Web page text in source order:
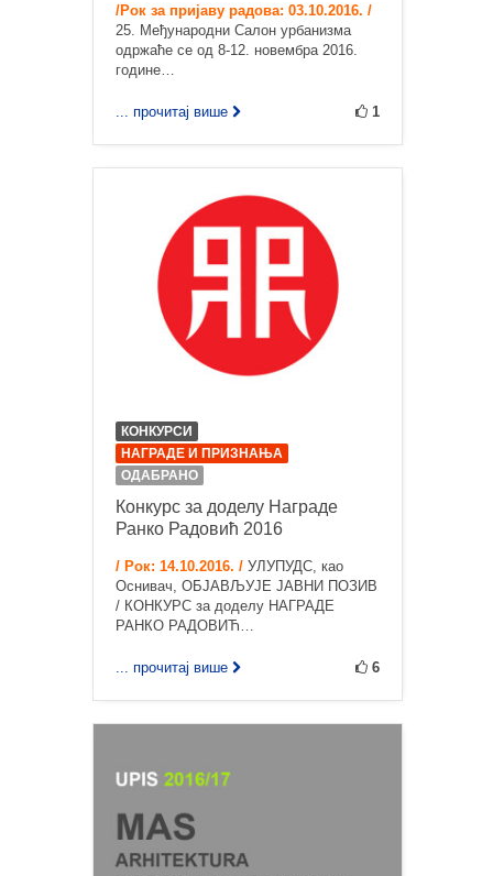
/Рoк за приjaву рaдoвa: 03.10.2016. /
25. Међународни Салон урбанизма
одржаће се од 8-12. новембра 2016.
године…
... прочитај више 1
КОНКУРСИ
НАГРАДЕ И ПРИЗНАЊА
ОДАБРАНО
Конкурс за доделу Награде
Ранко Радовић 2016
/ Рок: 14.10.2016. / УЛУПУДС, као
Оснивач, ОБЈАВЉУЈЕ ЈАВНИ ПОЗИВ
/ КОНКУРС за доделу НАГРАДЕ
РАНКО РАДОВИЋ…
... прочитај више 6